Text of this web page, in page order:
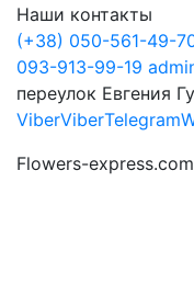
Наши контакты
(+38) 050-561-49-
093-913-99-19
переулок Евгения
ViberViberTelegram
Flowers-